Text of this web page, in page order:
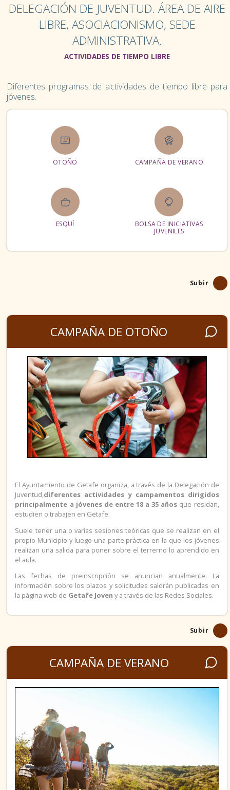
ASOCIACIONISMO Y TIEMPO LIBRE
ACTIVIDADES AL AIRE LIBRE
ESPACIO MÚSICA JOVEN
TALLERES
PROGRAMA DE MÚSICA
INFORMACIÓN GENERAL Y RECURSOS
ASESORÍAS
CARNÉS JUVENILES
PUBLICACIONES
PROYECTOS CENTRALES
PARTICIPACIÓN
ASOCIACIONISMO
ASOCIACIONES DE GETAFE
OTRAS FORMAS
GARANTÍA JUVENIL
RECURSOS DE EMPLEO GETAFE
ADMINISTRACIÓN PÚBLICA
CERTIFICADO DE DELITOS SEXUALES
REGLADA
NO REGLADA
PARA EL TIEMPO LIBRE
DELEGACIÓN DE JUVENTUD. ÁREA DE AIRE
LIBRE, ASOCIACIONISMO, SEDE
ADMINISTRATIVA.
ACTIVIDADES DE TIEMPO LIBRE
Diferentes programas de actividades de tiempo libre para
jóvenes.
OTOÑO CAMPAÑA DE VERANO
ESQUÍ
BOLSA DE INICIATIVAS
JUVENILES
Subir
CAMPAÑA DE OTOÑO
El Ayuntamiento de Getafe organiza, a través de la Delegación de
Juventud,diferentes actividades y campamentos dirigidos
principalmente a jóvenes de entre 18 a 35 años que residan,
estudien o trabajen en Getafe.
Suele tener una o varias sesiones teóricas que se realizan en el
propio Municipio y luego una parte práctica en la que los jóvenes
realizan una salida para poner sobre el terrerno lo aprendido en
el aula.
Las fechas de preinscripción se anuncian anualmente. La
información sobre los plazos y solicitudes saldrán publicadas en
la página web de Getafe Joveny a través de las Redes Sociales.
Subir
CAMPAÑA DE VERANO